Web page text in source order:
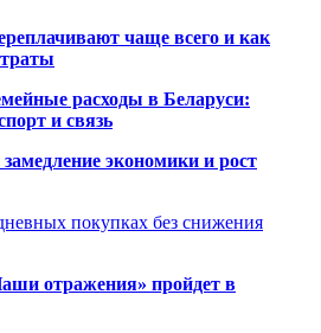
чаще всего и как
расходы в Беларуси:
и связь
экономики и рост
покупках без снижения
отражения» пройдет в